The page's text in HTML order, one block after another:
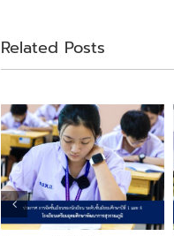
Related Posts